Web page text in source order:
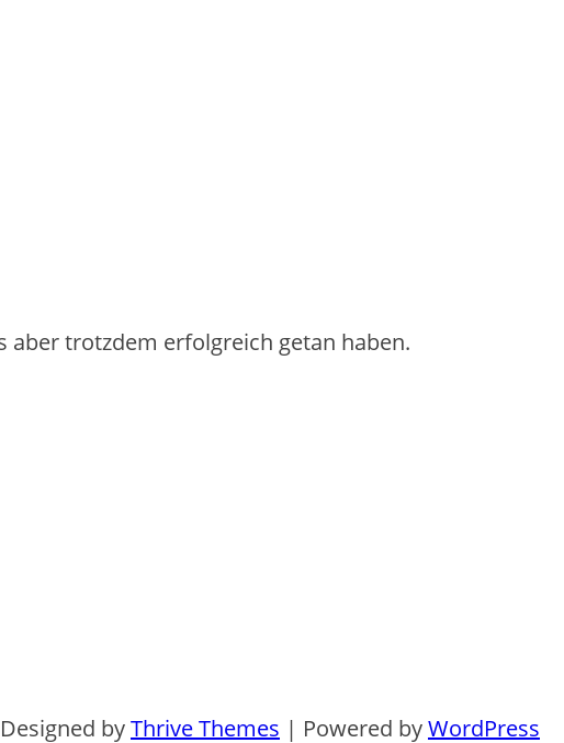
aber trotzdem erfolgreich getan haben.
byThrive Themes | Powered byWordPress